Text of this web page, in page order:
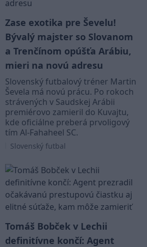
Zase exotika pre Ševelu!
Bývalý majster so Slovanom
a Trenčínom opúšťa Arábiu,
mieri na novú adresu
Slovenský futbalový tréner Martin
Ševela má novú prácu. Po rokoch
strávených v Saudskej Arábii
premiérovo zamieril do Kuvajtu,
kde oficiálne preberá prvoligový
tím Al-Fahaheel SC.
Slovenský futbal
Tomáš Bobček v Lechii
definitívne končí: Agent